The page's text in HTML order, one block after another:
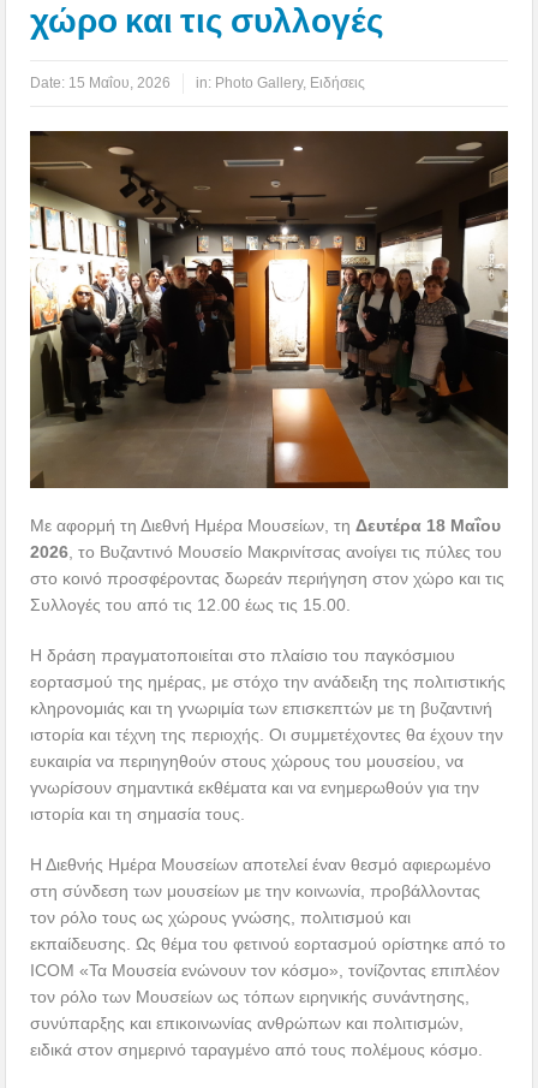
χώρο και τις συλλογές
Date: 15 Μαΐου, 2026 in: Photo Gallery, Ειδήσεις
Με αφορμή τη Διεθνή Ημέρα Μουσείων, τηΔευτέρα 18 Μαΐου
2026, το Βυζαντινό Μουσείο Μακρινίτσας ανοίγει τις πύλες του
στο κοινό προσφέροντας δωρεάν περιήγηση στον χώρο και τις
Συλλογές του από τις 12.00 έως τις 15.00.
Η δράση πραγματοποιείται στο πλαίσιο του παγκόσμιου
εορτασμού της ημέρας, με στόχο την ανάδειξη της πολιτιστικής
κληρονομιάς και τη γνωριμία των επισκεπτών με τη βυζαντινή
ιστορία και τέχνη της περιοχής. Οι συμμετέχοντες θα έχουν την
ευκαιρία να περιηγηθούν στους χώρους του μουσείου, να
γνωρίσουν σημαντικά εκθέματα και να ενημερωθούν για την
ιστορία και τη σημασία τους.
Η Διεθνής Ημέρα Μουσείων αποτελεί έναν θεσμό αφιερωμένο
στη σύνδεση των μουσείων με την κοινωνία, προβάλλοντας
τον ρόλο τους ως χώρους γνώσης, πολιτισμού και
εκπαίδευσης. Ως θέμα του φετινού εορτασμού ορίστηκε από το
ICOM «Τα Μουσεία ενώνουν τον κόσμο», τονίζοντας επιπλέον
τον ρόλο των Μουσείων ως τόπων ειρηνικής συνάντησης,
συνύπαρξης και επικοινωνίας ανθρώπων και πολιτισμών,
ειδικά στον σημερινό ταραγμένο από τους πολέμους κόσμο.